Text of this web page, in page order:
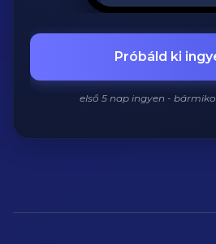
Próbáld ki
első 5 nap ingyen -